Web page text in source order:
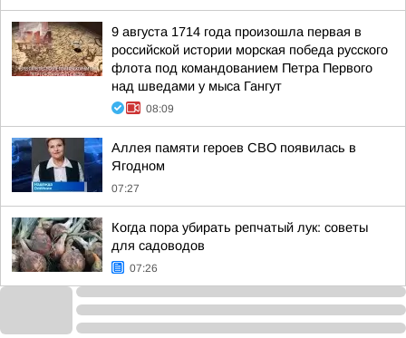
9 августа 1714 года произошла первая в
российской истории морская победа русского
флота под командованием Петра Первого
над шведами у мыса Гангут
08:09
Аллея памяти героев СВО появилась в
Ягодном
07:27
Когда пора убирать репчатый лук: советы
для садоводов
07:26